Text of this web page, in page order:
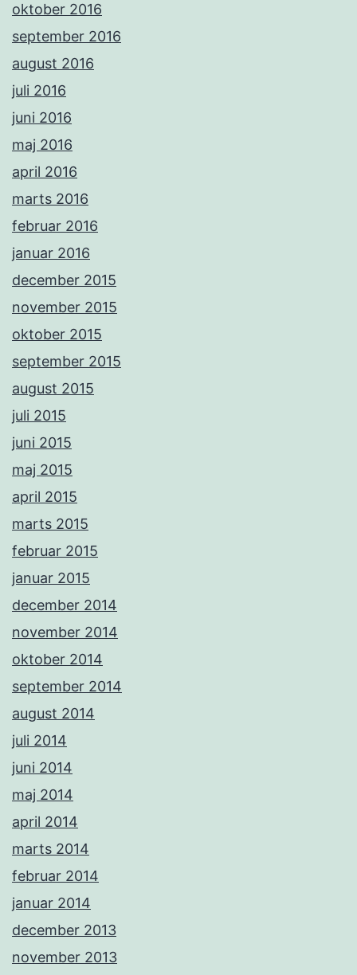
oktober 2016
september 2016
august 2016
juli 2016
juni 2016
maj 2016
april 2016
marts 2016
februar 2016
januar 2016
december 2015
november 2015
oktober 2015
september 2015
august 2015
juli 2015
juni 2015
maj 2015
april 2015
marts 2015
februar 2015
januar 2015
december 2014
november 2014
oktober 2014
september 2014
august 2014
juli 2014
juni 2014
maj 2014
april 2014
marts 2014
februar 2014
januar 2014
december 2013
november 2013